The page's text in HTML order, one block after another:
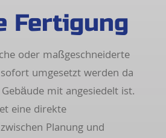
Fertigung
oder maßgeschneiderte
umgesetzt werden da
mit angesiedelt ist.
eine direkte
Planung und